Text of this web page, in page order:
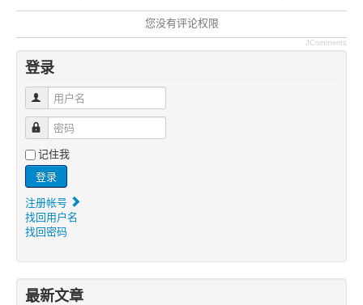
您没有评论权限
JComments
登录
用户名
密码
记住我
登录
注册帐号
找回用户名
找回密码
最新文章